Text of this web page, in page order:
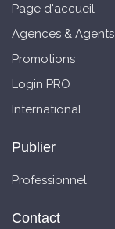
Page d'accueil
Agences & Agents
Promotions
Login PRO
International
Publier
Professionnel
Contact